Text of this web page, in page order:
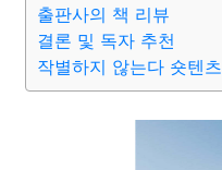
출판사의 책 리뷰
결론 및 독자 추천
작별하지 않는다 숏텐츠